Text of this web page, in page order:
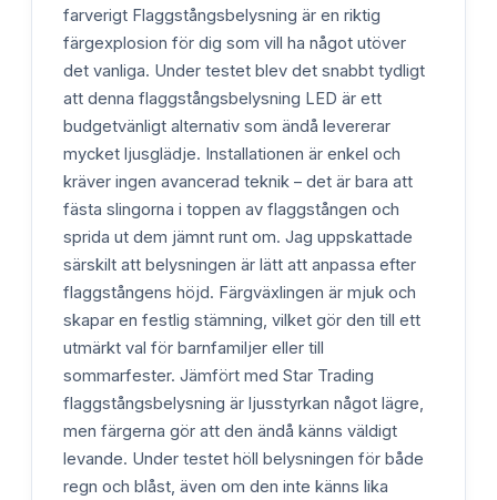
farverigt Flaggstångsbelysning är en riktig
färgexplosion för dig som vill ha något utöver
det vanliga. Under testet blev det snabbt tydligt
att denna flaggstångsbelysning LED är ett
budgetvänligt alternativ som ändå levererar
mycket ljusglädje. Installationen är enkel och
kräver ingen avancerad teknik – det är bara att
fästa slingorna i toppen av flaggstången och
sprida ut dem jämnt runt om. Jag uppskattade
särskilt att belysningen är lätt att anpassa efter
flaggstångens höjd. Färgväxlingen är mjuk och
skapar en festlig stämning, vilket gör den till ett
utmärkt val för barnfamiljer eller till
sommarfester. Jämfört med Star Trading
flaggstångsbelysning är ljusstyrkan något lägre,
men färgerna gör att den ändå känns väldigt
levande. Under testet höll belysningen för både
regn och blåst, även om den inte känns lika